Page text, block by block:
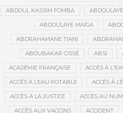
ABDOUL KASSIM FOMBA
ABDOULAYE MAÏGA
ABDRAHAMANE TIANI
ABOUBAKAR CISSÉ ABSI
ACADÉMIE FRANÇAISE ACCÈS À
ACCÈS À L’EAU POTABLE ACCÈS À
ACCÈS À LA JUSTICE ACCÈS AU
ACCÈS AUX VACCINS ACCIDENT